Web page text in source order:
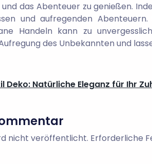
das Abenteuer zu genießen.
und aufregenden
Handeln kann zu
des Unbekannten und
Natürliche Eleganz für Ihr
nicht veröffentlicht. Erforderliche